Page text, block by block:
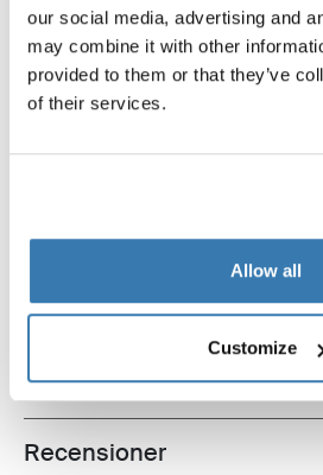
our social media, advertising and
may combine it with other
provided to them or that they’ve
of their services.
Allow all
Customize
Thule Sun Blocker G2 Front
frontsolskydd 1,00 m grå
Toggle features
Alla funktioner
Toggle techspec
Tekniska specifikationer
Toggle guides and instructions
Instruktioner
Toggle overview
Recensioner